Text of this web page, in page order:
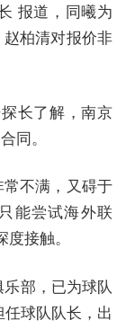
报道，同曦为
柏清对报价非
长了解，南京
同。
常不满，又碍于
能尝试海外联
接触。
部，已为球队
球队队长，出